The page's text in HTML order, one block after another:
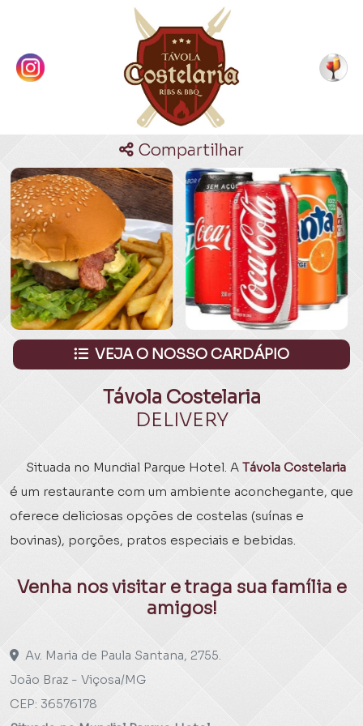
Compartilhar
VEJA O NOSSO CARDÁPIO
Távola Costelaria
DELIVERY
Situada no Mundial Parque Hotel. A Távola Costelaria
é um restaurante com um ambiente aconchegante, que
oferece deliciosas opções de costelas (suínas e
bovinas), porções, pratos especiais e bebidas.
Venha nos visitar e traga sua família e
amigos!
Av. Maria de Paula Santana, 2755.
João Braz - Viçosa/MG
CEP: 36576178